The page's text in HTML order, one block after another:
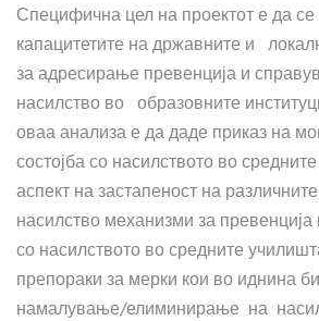
Специфична цел на проектот е да се
капацитетите на државните и
за адресирање превенција и
насилство во образовните
оваа анализа е да даде приказ на
состојба со насилството во
аспект на застапеност на
насилство механизми за
со насилството во средните
препораки за мерки кои во иднина
намалување/елиминирање на